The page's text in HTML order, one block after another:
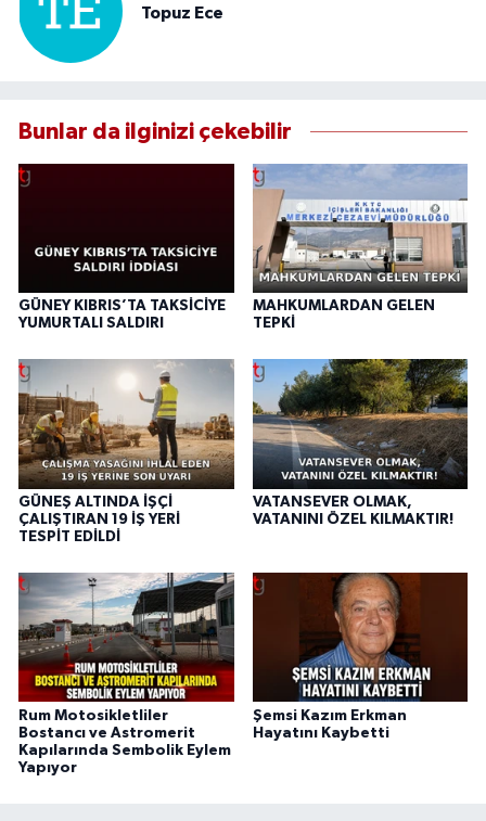
Topuz Ece
Bunlar da ilginizi çekebilir
GÜNEY KIBRIS’TA TAKSİCİYE
YUMURTALI SALDIRI
MAHKUMLARDAN GELEN
TEPKİ
GÜNEŞ ALTINDA İŞÇİ
ÇALIŞTIRAN 19 İŞ YERİ
TESPİT EDİLDİ
VATANSEVER OLMAK,
VATANINI ÖZEL KILMAKTIR!
Rum Motosikletliler
Bostancı ve Astromerit
Kapılarında Sembolik Eylem
Yapıyor
Şemsi Kazım Erkman
Hayatını Kaybetti